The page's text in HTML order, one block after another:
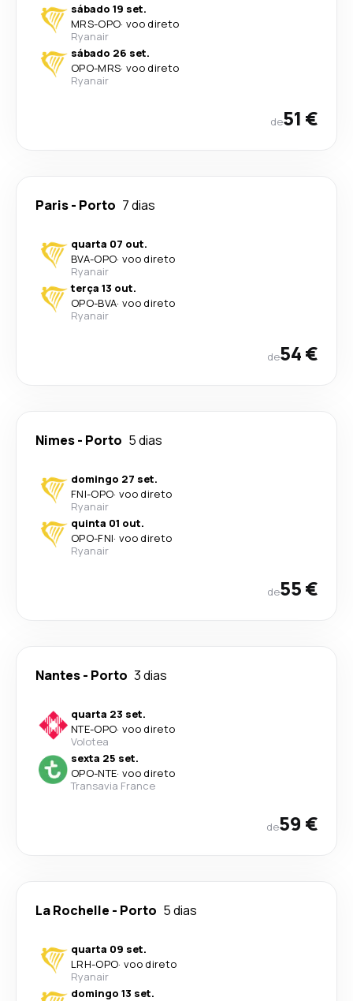
sábado 19 set.
MRS-OPO· voo direto
Ryanair
sábado 26 set.
OPO-MRS· voo direto
Ryanair
de51 €
Paris- Porto 7 dias
quarta 07 out.
BVA-OPO· voo direto
Ryanair
terça 13 out.
OPO-BVA· voo direto
Ryanair
de54 €
Nimes- Porto 5 dias
domingo 27 set.
FNI-OPO· voo direto
Ryanair
quinta 01 out.
OPO-FNI· voo direto
Ryanair
de55 €
Nantes- Porto 3 dias
quarta 23 set.
NTE-OPO· voo direto
Volotea
sexta 25 set.
OPO-NTE· voo direto
Transavia France
de59 €
La Rochelle - Porto 5 dias
quarta 09 set.
LRH-OPO· voo direto
Ryanair
domingo 13 set.